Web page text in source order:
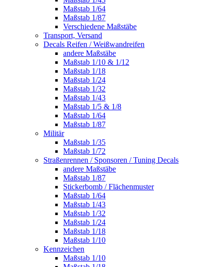
Maßstab 1/64
Maßstab 1/87
Verschiedene Maßstäbe
Transport, Versand
Decals Reifen / Weißwandreifen
andere Maßstäbe
Maßstab 1/10 & 1/12
Maßstab 1/18
Maßstab 1/24
Maßstab 1/32
Maßstab 1/43
Maßstab 1/5 & 1/8
Maßstab 1/64
Maßstab 1/87
Militär
Maßstab 1/35
Maßstab 1/72
Straßenrennen / Sponsoren / Tuning Decals
andere Maßstäbe
Maßstab 1/87
Stickerbomb / Flächenmuster
Maßstab 1/64
Maßstab 1/43
Maßstab 1/32
Maßstab 1/24
Maßstab 1/18
Maßstab 1/10
Kennzeichen
Maßstab 1/10